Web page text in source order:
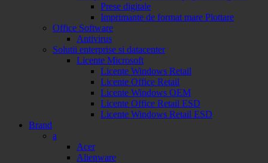
Prese digitale
Imprimante de format mare Plottare
Office Software
Antivirus
Solutii enterprise si datacenter
Licente Microsoft
Licente Windows Retail
Licente Office Retail
Licente Windows OEM
Licente Office Retail ESD
Licente Windows Retail ESD
Brand
a
Acer
Alienware